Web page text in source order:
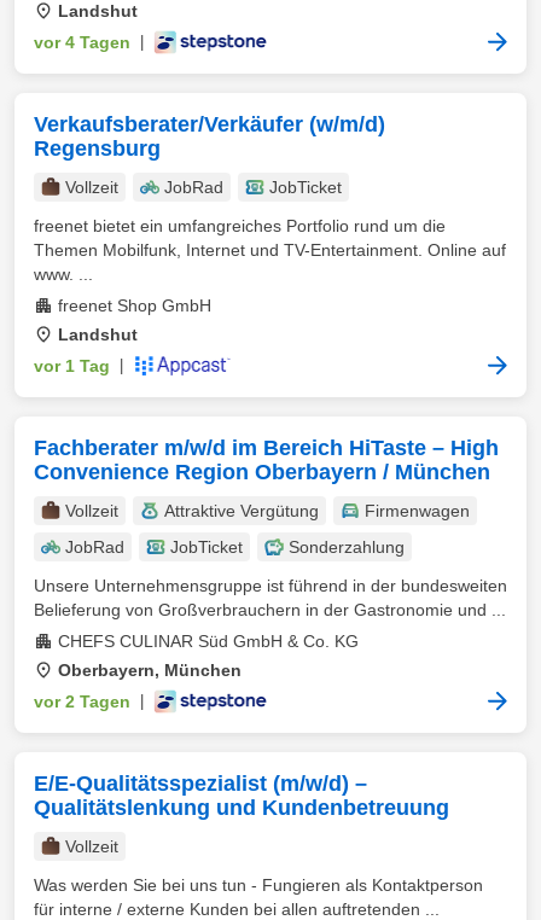
Landshut
vor 4 Tagen
Verkaufsberater/Verkäufer (w/m/d)
Regensburg
Vollzeit JobRad
JobTicket
freenet bietet ein umfangreiches Portfolio rund um die
Themen Mobilfunk, Internet und TV-Entertainment. Online auf
www. ...
freenet Shop GmbH
Landshut
vor 1 Tag
Fachberater m/w/d im Bereich HiTaste – High
Convenience Region Oberbayern / München
Vollzeit Attraktive Vergütung
Firmenwagen
JobRad
JobTicket
Sonderzahlung
Unsere Unternehmensgruppe ist führend in der bundesweiten
Belieferung von Großverbrauchern in der Gastronomie und ...
CHEFS CULINAR Süd GmbH & Co. KG
Oberbayern, München
vor 2 Tagen
E/E-Qualitätsspezialist (m/w/d) –
Qualitätslenkung und Kundenbetreuung
Vollzeit
Was werden Sie bei uns tun - Fungieren als Kontaktperson
für interne / externe Kunden bei allen auftretenden ...